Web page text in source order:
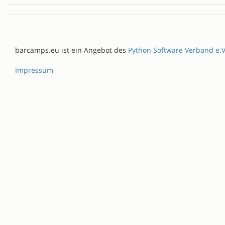
barcamps.eu ist ein Angebot des Python Software Verband
Impressum